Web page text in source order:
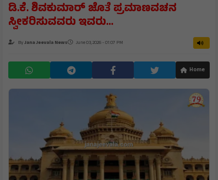
ಡಿ.ಕೆ. ಶಿವಕುಮಾರ್‌ ಜೊತೆ ಪ್ರಮಾಣವಚನ
ಸ್ವೀಕರಿಸುವವರು ಇವರು...
ByJana Jeevala News June 03, 2026 - 01:07 PM
Home